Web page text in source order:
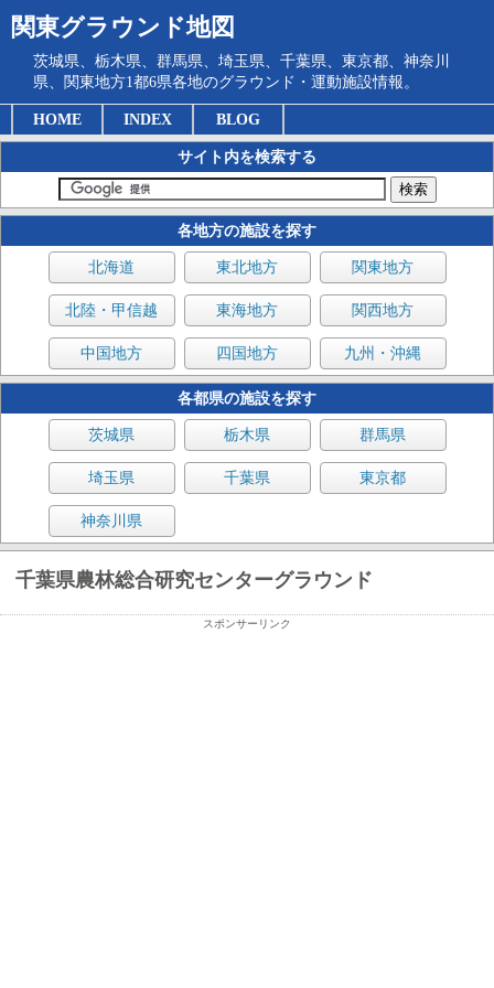
関東グラウンド地図
茨城県、栃木県、群馬県、埼玉県、千葉県、東京都、神奈川
県、関東地方1都6県各地のグラウンド・運動施設情報。
HOME INDEX BLOG
サイト内を検索する
各地方の施設を探す
北海道 東北地方 関東地方
北陸・甲信越 東海地方 関西地方
中国地方 四国地方 九州・沖縄
各都県の施設を探す
茨城県 栃木県 群馬県
埼玉県 千葉県 東京都
神奈川県
千葉県農林総合研究センターグラウンド
スポンサーリンク